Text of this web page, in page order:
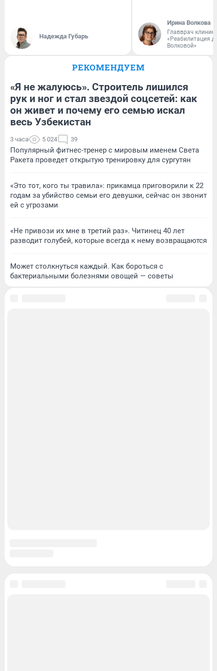
Надежда Губарь
Ирина Волкова
Главврач
«Реабилитация
Волковой»
РЕКОМЕНДУЕМ
«Я не жалуюсь». Строитель лишился
рук и ног и стал звездой соцсетей: как
он живет и почему его семью искал
весь Узбекистан
3 часа 5 024 39
Популярный фитнес-тренер с мировым именем Света
Ракета проведет открытую тренировку для сургутян
«Это тот, кого ты травила»: прикамца приговорили к 22
годам за убийство семьи его девушки, сейчас он звонит
ей с угрозами
«Не привози их мне в третий раз». Читинец 40 лет
разводит голубей, которые всегда к нему возвращаются
Может столкнуться каждый. Как бороться с
бактериальными болезнями овощей — советы